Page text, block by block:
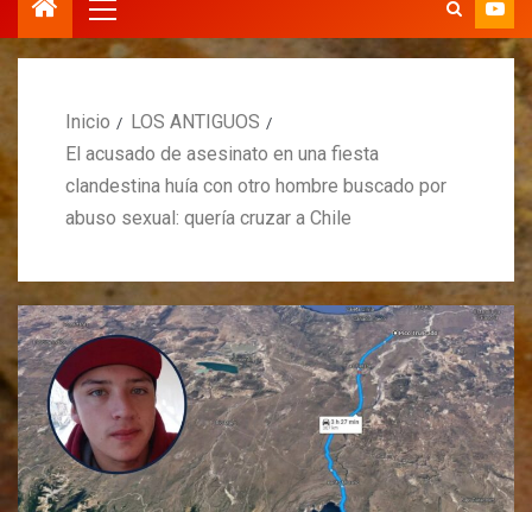
Inicio
LOS ANTIGUOS
El acusado de asesinato en una fiesta
clandestina huía con otro hombre buscado por
abuso sexual: quería cruzar a Chile